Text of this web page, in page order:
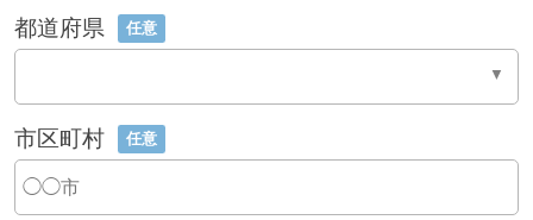
都道府県 任意
市区町村 任意